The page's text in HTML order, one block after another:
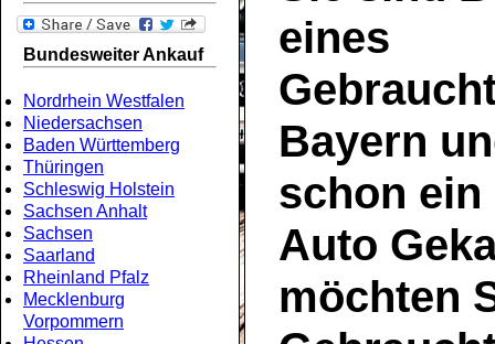
Bundesweiter Ankauf
Nordrhein Westfalen
Niedersachsen
Baden Württemberg
Thüringen
Schleswig Holstein
Sachsen Anhalt
Sachsen
Saarland
Rheinland Pfalz
Mecklenburg
Vorpommern
eines
Bayern
schon ein
Auto
möchten